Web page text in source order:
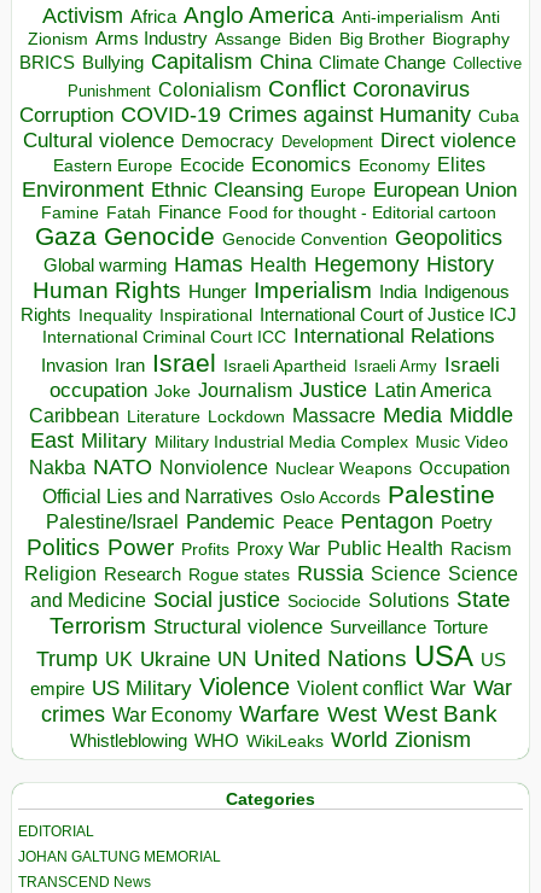
Activism Africa Anglo America Anti-imperialism Anti
Zionism Arms Industry Assange Biden Big Brother Biography
BRICS Bullying Capitalism China Climate Change Collective
Punishment Colonialism Conflict Coronavirus
Corruption COVID-19 Crimes against Humanity Cuba
Cultural violence Democracy Development Direct violence
Eastern Europe Ecocide Economics Economy Elites
Environment Ethnic Cleansing Europe European Union
Famine Fatah Finance Food for thought - Editorial cartoon
Gaza Genocide Genocide Convention Geopolitics
Global warming Hamas Health Hegemony History
Human Rights Hunger Imperialism India Indigenous
Rights Inequality Inspirational
International Court of Justice ICJ
International Criminal Court ICC International Relations
Invasion Iran Israel Israeli Apartheid Israeli Army Israeli
occupation Joke Journalism Justice Latin America
Caribbean Literature Lockdown Massacre Media Middle
East Military Military Industrial Media Complex Music Video
Nakba NATO Nonviolence Nuclear Weapons Occupation
Official Lies and Narratives Oslo Accords Palestine
Palestine/Israel Pandemic Peace Pentagon Poetry
Politics Power Profits Proxy War Public Health Racism
Religion Research Rogue states Russia Science Science
and Medicine Social justice Sociocide Solutions State
Terrorism Structural violence Surveillance Torture
Trump UK Ukraine UN United Nations USA US
empire US Military Violence Violent conflict War War
crimes War Economy Warfare West West Bank
Whistleblowing WHO WikiLeaks World Zionism
Categories
EDITORIAL
JOHAN GALTUNG MEMORIAL
TRANSCEND News